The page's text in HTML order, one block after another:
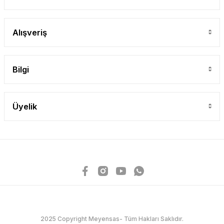
Alışveriş
Bilgi
Üyelik
2025 Copyright Meyensas- Tüm Hakları Saklıdır.